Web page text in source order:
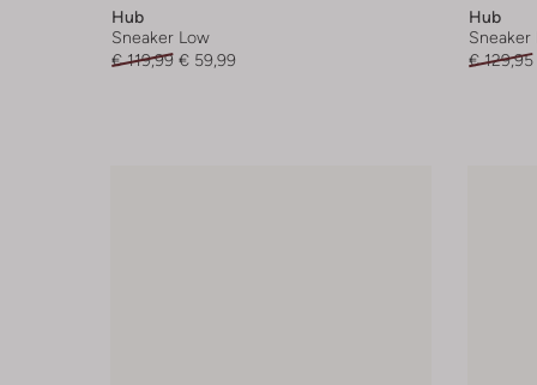
Hub
Sneaker Low
€ 119,99 € 59,99
Hub
Sneaker
€ 129,95